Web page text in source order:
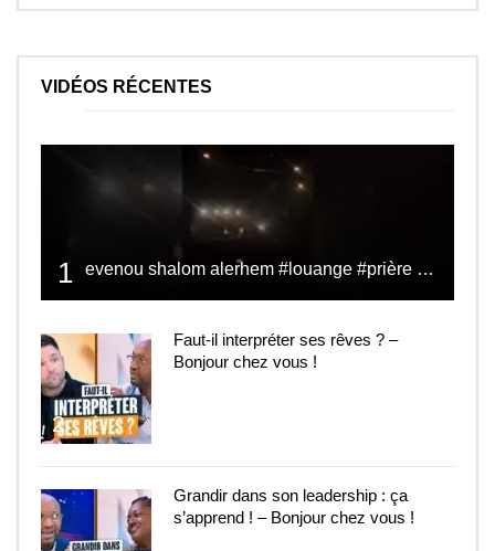
VIDÉOS RÉCENTES
1 evenou shalom alerhem #louange #prière #shalom
2
Faut-il interpréter ses rêves ? –
Bonjour chez vous !
Grandir dans son leadership : ça
s’apprend ! – Bonjour chez vous !